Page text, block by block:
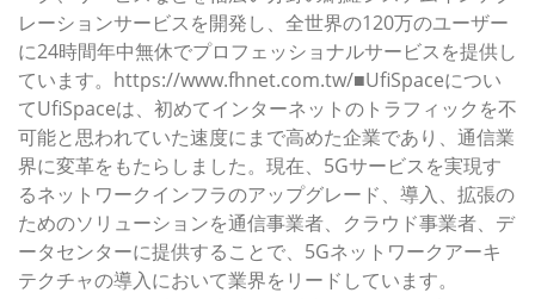
レーションサービスを開発し、全世界の120万のユーザー
に24時間年中無休でプロフェッショナルサービスを提供し
ています。https://www.fhnet.com.tw/■UfiSpaceについ
てUfiSpaceは、初めてインターネットのトラフィックを不
可能と思われていた速度にまで高めた企業であり、通信業
界に変革をもたらしました。現在、5Gサービスを実現す
るネットワークインフラのアップグレード、導入、拡張の
ためのソリューションを通信事業者、クラウド事業者、デ
ータセンターに提供することで、5Gネットワークアーキ
テクチャの導入において業界をリードしています。